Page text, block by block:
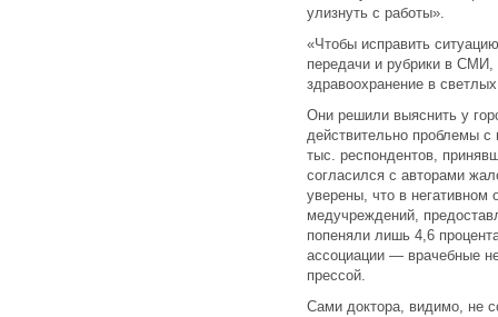
улизнуть с работы».
«Чтобы исправить
передачи и рубрики в
здравоохранение в
Они решили выяснить у
действительно проблемы
тыс. респондентов,
согласился с авторами
уверены, что в негативном
медучреждений,
попеняли лишь 4,6
ассоциации — врачебные
прессой.
Сами доктора, видимо, не